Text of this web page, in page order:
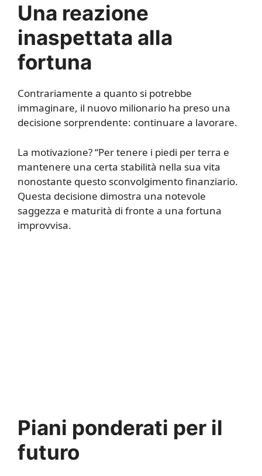
Una reazione
inaspettata alla
fortuna
Contrariamente a quanto si potrebbe
immaginare, il nuovo milionario ha preso una
decisione sorprendente: continuare a lavorare.
La motivazione? “Per tenere i piedi per terra e
mantenere una certa stabilità nella sua vita
nonostante questo sconvolgimento finanziario.
Questa decisione dimostra una notevole
saggezza e maturità di fronte a una fortuna
improvvisa.
Piani ponderati per il
futuro